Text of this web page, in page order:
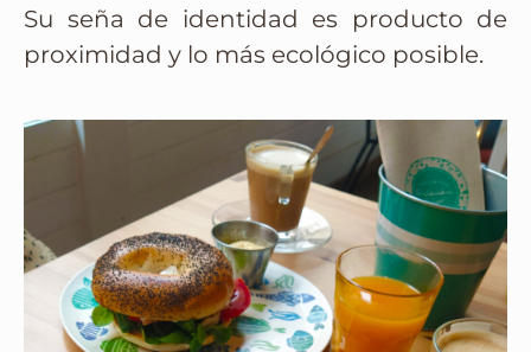
Su seña de identidad es producto de
proximidad y lo más ecológico posible.